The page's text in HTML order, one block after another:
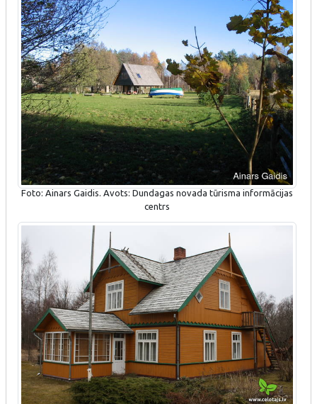
Foto: Ainars Gaidis. Avots: Dundagas novada tūrisma informācijas
centrs